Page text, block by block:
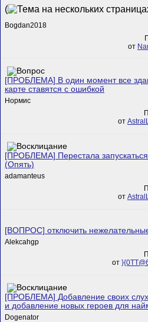
(
Bogdan2018
от
[ПРОБЛЕМА] В один момент все
карте ставятся с ошибкой
Нормис
от
[ПРОБЛЕМА] Перестала запускаться
(Опять)
adamanteus
от
[ВОПРОС] отключить
Alekcahgp
от
[ПРОБЛЕМА] Добавление своих
и добавление новых героев для
Dogenator